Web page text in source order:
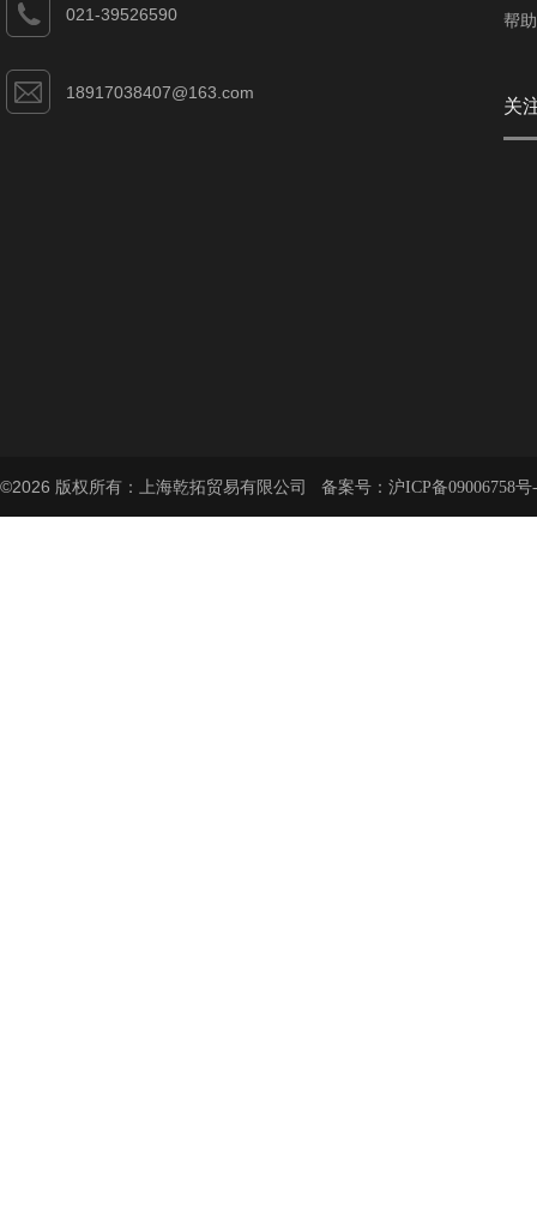
021-39526590
18917038407@163.com
帮
关
©2026 版权所有：上海乾拓贸易有限公司 备案号： 沪ICP备09006758号